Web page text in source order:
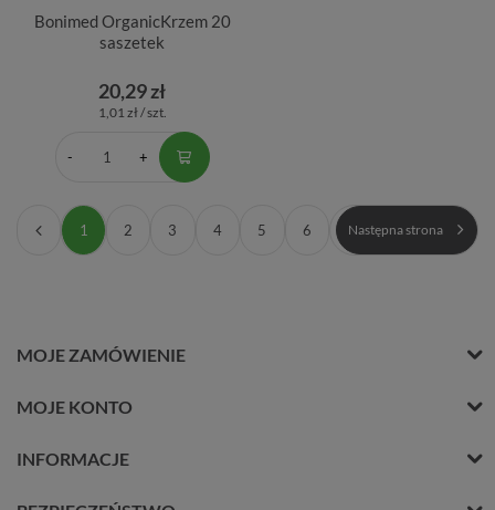
Bonimed OrganicKrzem 20
saszetek
20,29 zł
1,01 zł / szt.
1 2 3 4 5 6 Następna strona
MOJE ZAMÓWIENIE
MOJE KONTO
INFORMACJE